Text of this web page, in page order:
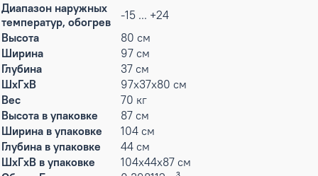
Диапазон наружных
температур, обогрев
-15 ... +24
Высота
80 см
Ширина
97 см
Глубина
37 см
ШxГxВ
97x37x80 см
Вес
70 кг
Высота в упаковке
87 см
Ширина в упаковке
104 см
Глубина в упаковке
44 см
ШxГxВ в упаковке
104x44x87 см